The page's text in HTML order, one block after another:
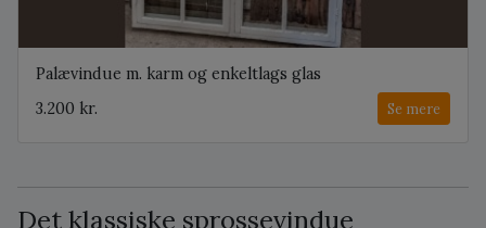
Palævindue m. karm og enkeltlags glas
3.200 kr.
Se mere
Det klassiske sprossevindue